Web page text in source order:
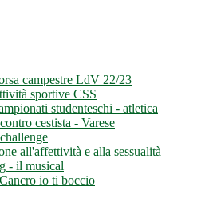
campestre LdV 22/23
sportive CSS
studenteschi - atletica
cestista - Varese
all'affettività e alla sessualità
- il musical
io ti boccio